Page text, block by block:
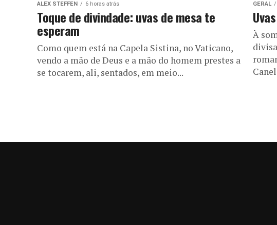
ALEX STEFFEN 6 horas atrás
Toque de divindade: uvas de mesa te
esperam
Como quem está na Capela Sistina, no Vaticano,
vendo a mão de Deus e a mão do homem prestes a
se tocarem, ali, sentados, em meio...
GERAL
À